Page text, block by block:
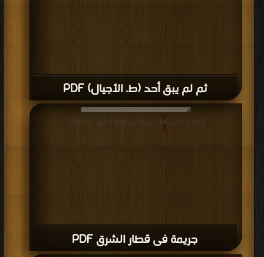
ثم لم يبق أحد (ط. الأجيال) PDF
جريمة فى قطار الشرق PDF
قراءة و تحميل كتاب جريمة فى قطار الشرق PDF مجانا